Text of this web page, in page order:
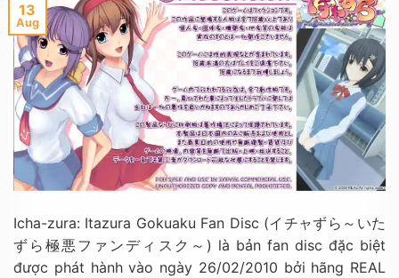
13
Aug
Icha-zura: Itazura Gokuaku Fan Disc (イチャずら～いた
ずら極悪ファンディスク～) là bản fan disc đặc biệt
được phát hành vào ngày 26/02/2010 bởi hãng REAL